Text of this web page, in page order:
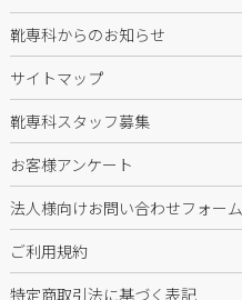
靴専科からのお知らせ
サイトマップ
靴専科スタッフ募集
お客様アンケート
法人様向けお問い合わせフォーム
ご利用規約
特定商取引法に基づく表記